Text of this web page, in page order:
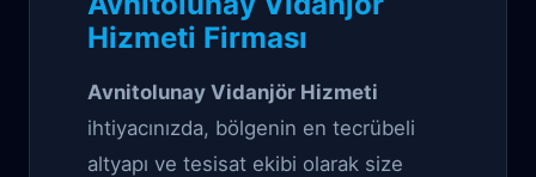
Vidanjör Hizmeti
Hizmeti Firması
Avnitolunay Vidanjör Hizmeti
ihtiyacınızda, bölgenin en tecrübeli
altyapı ve tesisat ekibi olarak size